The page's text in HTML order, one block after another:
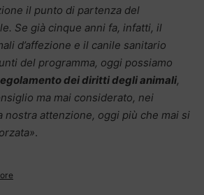
il punto di partenza del
Se già cinque anni fa, infatti, il
d’affezione e il canile sanitario
del programma, oggi possiamo
dei diritti degli animali,
ma mai considerato, nei
nostra attenzione, oggi più che mai si
.